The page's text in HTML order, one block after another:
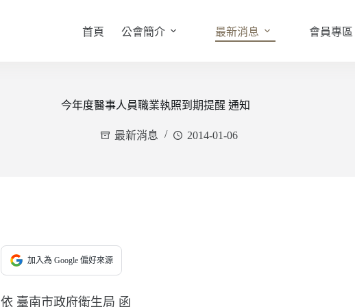
首頁 公會簡介 最新消息 會員專區
今年度醫事人員職業執照到期提醒 通知
最新消息 2014-01-06
加入為 Google 偏好來源
依 臺南市政府衛生局 函